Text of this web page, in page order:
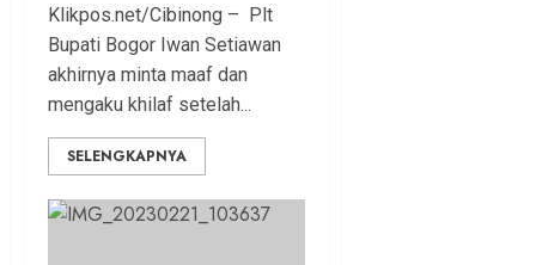
Klikpos.net/Cibinong – Plt
Bupati Bogor Iwan Setiawan
akhirnya minta maaf dan
mengaku khilaf setelah...
SELENGKAPNYA